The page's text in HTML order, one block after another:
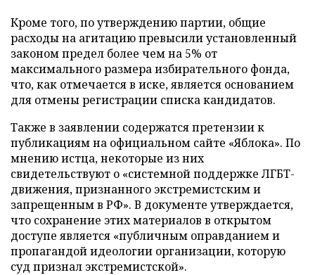
Кроме того, по утверждению партии, общие
расходы на агитацию превысили установленный
законом предел более чем на 5% от
максимального размера избирательного фонда,
что, как отмечается в иске, является основанием
для отмены регистрации списка кандидатов.
Также в заявлении содержатся претензии к
публикациям на официальном сайте «Яблока». По
мнению истца, некоторые из них
свидетельствуют о «системной поддержке ЛГБТ-
движения, признанного экстремистским и
запрещенным в РФ». В документе утверждается,
что сохранение этих материалов в открытом
доступе является «публичным оправданием и
пропагандой идеологии организации, которую
суд признал экстремистской».